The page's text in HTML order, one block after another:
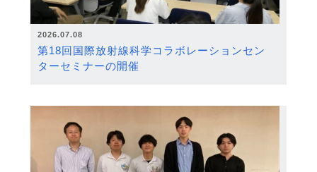
2026.07.08
第18回国際放射線科学コラボレーションセン
ターセミナーの開催